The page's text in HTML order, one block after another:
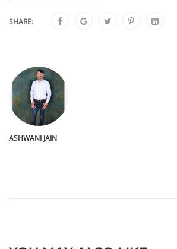
SHARE:
ASHWANI JAIN